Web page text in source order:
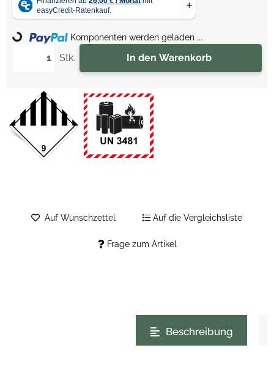
Stk. In den Warenkorb
Loading... Komponenten werden geladen ...
Frage zum Artikel
Auf Wunschzettel Auf die Vergleichsliste
Beschreibung